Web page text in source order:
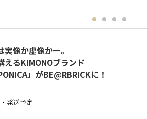
像か虚像かー。
えるKIMONOブランド
」がBE@RBRICKに！
発送予定